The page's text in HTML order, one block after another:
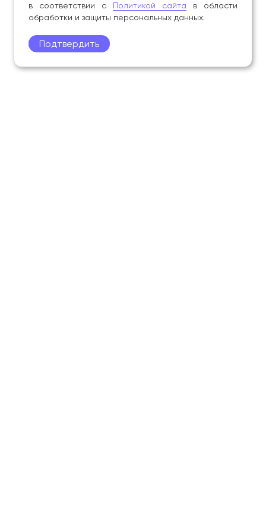
в соответствии с Политикой сайта в области
обработки и защиты персональных данных.
Подтвердить